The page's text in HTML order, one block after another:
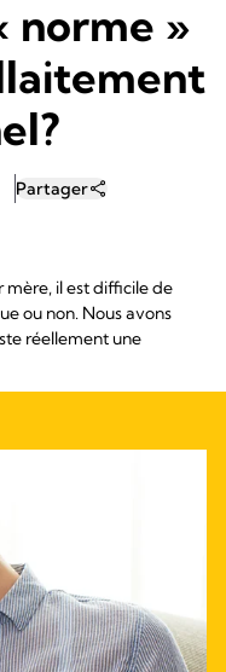
norme »
Partager
mère, il est difficile de
ou non. Nous avons
réellement une